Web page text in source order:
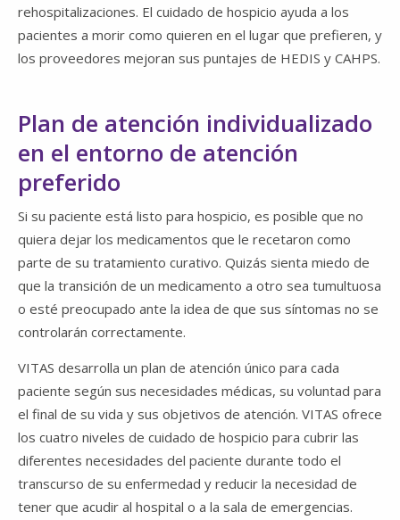
rehospitalizaciones. El cuidado de hospicio ayuda a los
pacientes a morir como quieren en el lugar que prefieren, y
los proveedores mejoran sus puntajes de HEDIS y CAHPS.
Plan de atención individualizado
en el entorno de atención
preferido
Si su paciente está listo para hospicio, es posible que no
quiera dejar los medicamentos que le recetaron como
parte de su tratamiento curativo. Quizás sienta miedo de
que la transición de un medicamento a otro sea tumultuosa
o esté preocupado ante la idea de que sus síntomas no se
controlarán correctamente.
VITAS desarrolla un plan de atención único para cada
paciente según sus necesidades médicas, su voluntad para
el final de su vida y sus objetivos de atención. VITAS ofrece
los cuatro niveles de cuidado de hospicio para cubrir las
diferentes necesidades del paciente durante todo el
transcurso de su enfermedad y reducir la necesidad de
tener que acudir al hospital o a la sala de emergencias.